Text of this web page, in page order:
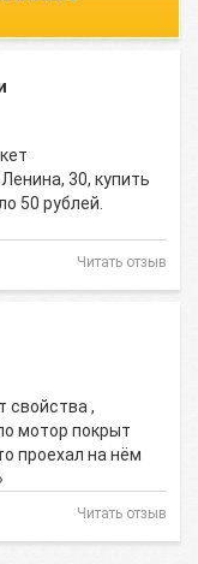
30, купить
50 рублей.
Читать отзыв
свойства ,
мотор покрыт
проехал на нём
Читать отзыв